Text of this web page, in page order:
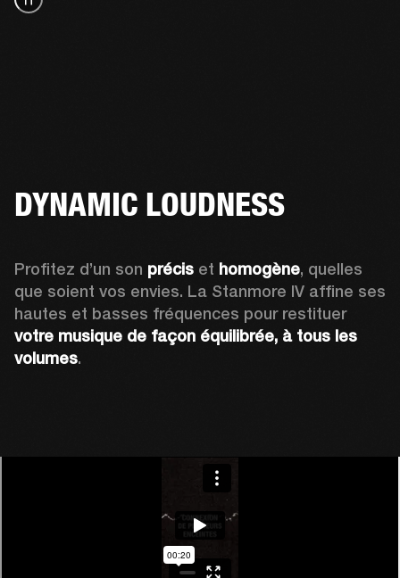
DYNAMIC LOUDNESS
Profitez d’un son précis et homogène, quelles
que soient vos envies. La Stanmore IV affine ses
hautes et basses fréquences pour restituer
votre musique de façon équilibrée, à tous les
volumes.